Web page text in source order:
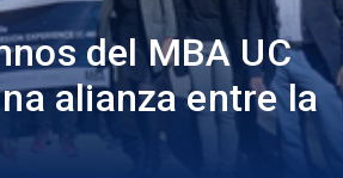
del MBA UC
alianza entre la